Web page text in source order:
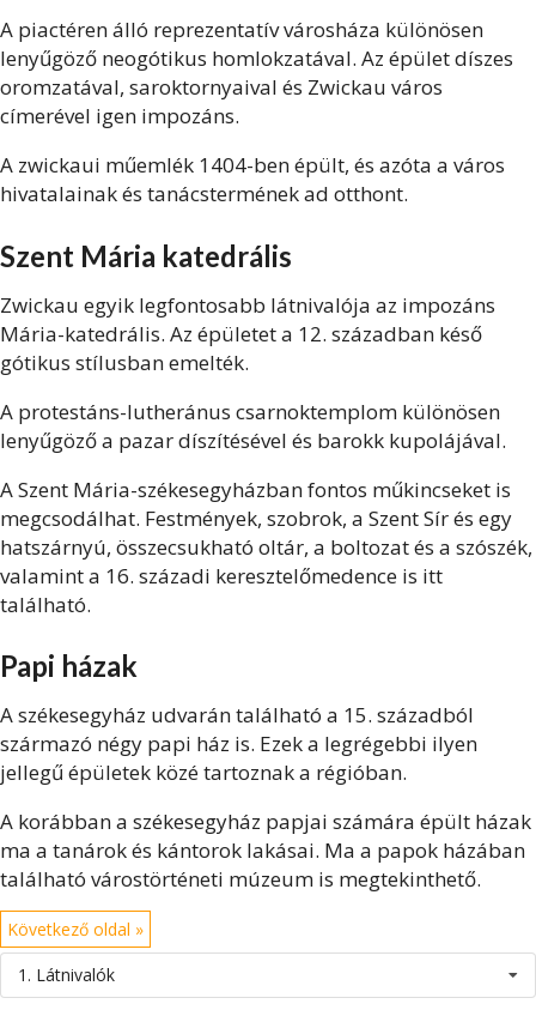
A piactéren álló reprezentatív városháza különösen
lenyűgöző neogótikus homlokzatával. Az épület díszes
oromzatával, saroktornyaival és Zwickau város
címerével igen impozáns.
A zwickaui műemlék 1404-ben épült, és azóta a város
hivatalainak és tanácstermének ad otthont.
Szent Mária katedrális
Zwickau egyik legfontosabb látnivalója az impozáns
Mária-katedrális. Az épületet a 12. században késő
gótikus stílusban emelték.
A protestáns-lutheránus csarnoktemplom különösen
lenyűgöző a pazar díszítésével és barokk kupolájával.
A Szent Mária-székesegyházban fontos műkincseket is
megcsodálhat. Festmények, szobrok, a Szent Sír és egy
hatszárnyú, összecsukható oltár, a boltozat és a szószék,
valamint a 16. századi keresztelőmedence is itt
található.
Papi házak
A székesegyház udvarán található a 15. századból
származó négy papi ház is. Ezek a legrégebbi ilyen
jellegű épületek közé tartoznak a régióban.
A korábban a székesegyház papjai számára épült házak
ma a tanárok és kántorok lakásai. Ma a papok házában
található várostörténeti múzeum is megtekinthető.
Következő oldal »
1. Látnivalók